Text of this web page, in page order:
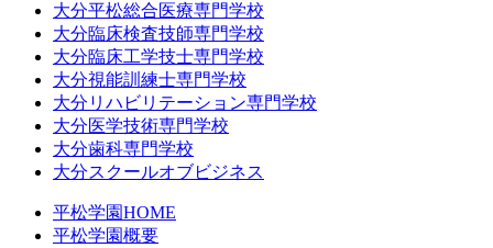
大分平松総合医療専門学校
大分臨床検査技師専門学校
大分臨床工学技士専門学校
大分視能訓練士専門学校
大分リハビリテーション専門学校
大分医学技術専門学校
大分歯科専門学校
大分スクールオブビジネス
平松学園HOME
平松学園概要